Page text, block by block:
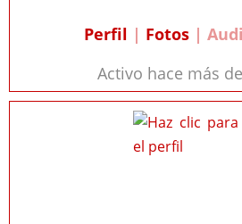
Perfil | Fotos|
Activo hace más